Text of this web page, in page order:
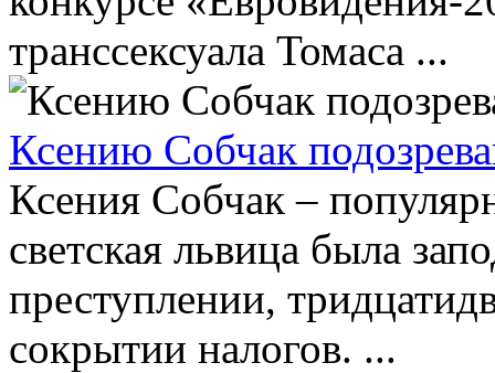
транссексуала Томаса ...
Ксению Собчак
Ксения Собчак –
светская львица была
преступлении,
сокрытии налогов. ...